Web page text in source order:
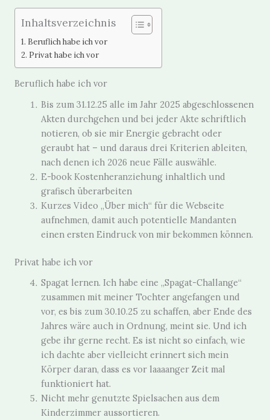
Inhaltsverzeichnis
Beruflich habe ich vor
Privat habe ich vor
Beruflich habe ich vor
Bis zum 31.12.25 alle im Jahr 2025 abgeschlossenen
Akten durchgehen und bei jeder Akte schriftlich
notieren, ob sie mir Energie gebracht oder
geraubt hat – und daraus drei Kriterien ableiten,
nach denen ich 2026 neue Fälle auswähle.
E-book Kostenheranziehung inhaltlich und
grafisch überarbeiten
Kurzes Video „Über mich“ für die Webseite
aufnehmen, damit auch potentielle Mandanten
einen ersten Eindruck von mir bekommen können.
Privat habe ich vor
Spagat lernen. Ich habe eine „Spagat-Challange“
zusammen mit meiner Tochter angefangen und
vor, es bis zum 30.10.25 zu schaffen, aber Ende des
Jahres wäre auch in Ordnung, meint sie. Und ich
gebe ihr gerne recht. Es ist nicht so einfach, wie
ich dachte aber vielleicht erinnert sich mein
Körper daran, dass es vor laaaanger Zeit mal
funktioniert hat.
Nicht mehr genutzte Spielsachen aus dem
Kinderzimmer aussortieren.